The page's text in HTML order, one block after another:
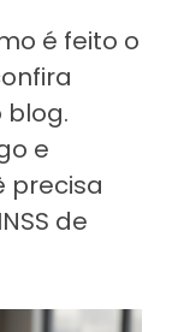
é feito o
blog.
e
precisa
de